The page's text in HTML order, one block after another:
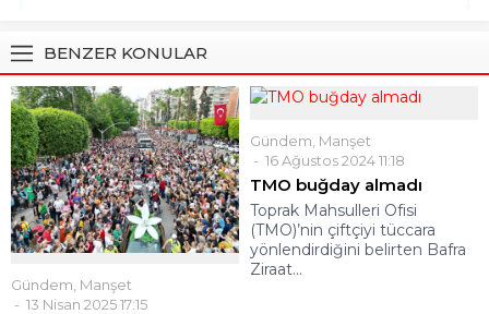
BENZER KONULAR
Gündem Manşet
13 Nisan 2025 17:15
Gündem Manşet
16 Ağustos 2024 11:18
TMO buğday almadı
Toprak Mahsulleri Ofisi
(TMO)’nin çiftçiyi tüccara
yönlendirdiğini belirten Bafra
Ziraat...